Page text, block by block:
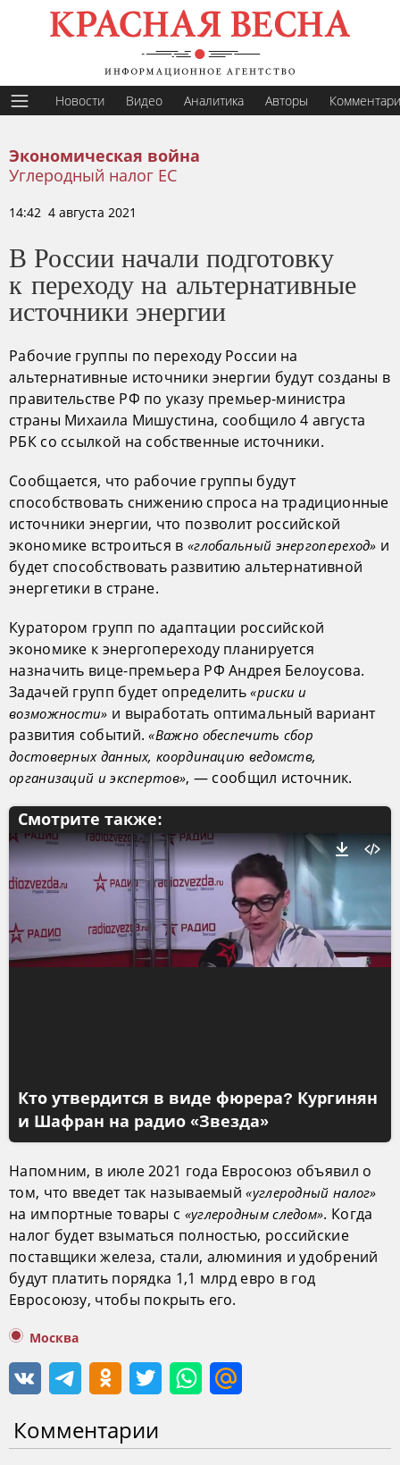
Новости Видео Аналитика Авторы
Экономическая война
Углеродный налог ЕС
14:42 4 августа 2021
В России начали подготовку
к переходу на альтернативные
источники энергии
Рабочие группы по переходу России на
альтернативные источники энергии будут созданы в
правительстве РФ по указу премьер-министра
страны Михаила Мишустина, сообщило 4 августа
РБК со ссылкой на собственные источники.
Сообщается, что рабочие группы будут
способствовать снижению спроса на традиционные
источники энергии, что позволит российской
экономике встроиться в «глобальный энергопереход» и
будет способствовать развитию альтернативной
энергетики в стране.
Куратором групп по адаптации российской
экономике к энергопереходу планируется
назначить вице-премьера РФ Андрея Белоусова.
Задачей групп будет определить«риски и
возможности» и выработать оптимальный вариант
развития событий.«Важно обеспечить сбор
достоверных данных, координацию ведомств,
организаций и экспертов», — сообщил источник.
Смотрите также:
Кто утвердится в виде фюрера? Кургинян
и Шафран на радио «Звезда»
Напомним, в июле 2021 года Евросоюз объявил о
том, что введет так называемый«углеродный налог»
на импортные товары с «углеродным следом». Когда
налог будет взыматься полностью, российские
поставщики железа, стали, алюминия и удобрений
будут платить порядка 1,1 млрд евро в год
Евросоюзу, чтобы покрыть его.
Москва
Комментарии